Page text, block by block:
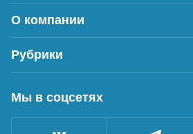
О компании
Рубрики
Мы в соцсетях